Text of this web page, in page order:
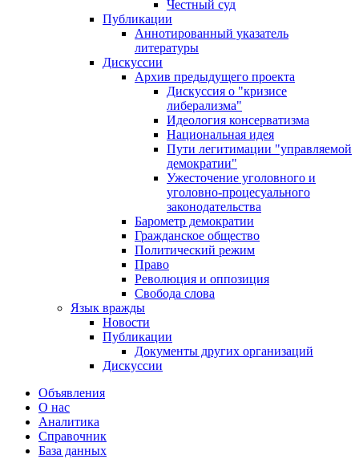
Честный суд
Публикации
Аннотированный указатель
литературы
Дискуссии
Архив предыдущего проекта
Дискуссия о "кризисе
либерализма"
Идеология консерватизма
Национальная идея
Пути легитимации "управляемой
демократии"
Ужесточение уголовного и
уголовно-процесуального
законодательства
Барометр демократии
Гражданское общество
Политический режим
Право
Революция и оппозиция
Свобода слова
Язык вражды
Новости
Публикации
Документы других организаций
Дискуссии
Объявления
О нас
Аналитика
Справочник
База данных